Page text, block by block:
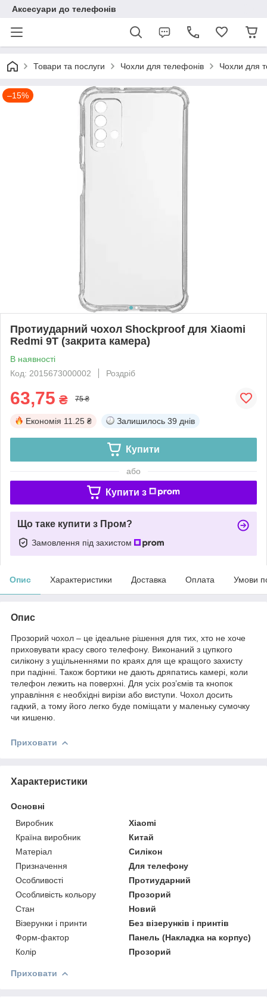
Аксесуари до телефонів
Товари та послуги Чохли для телефонів Чохли для
–15%
Протиударний чохол Shockproof для Xiaomi
Redmi 9T (закрита камера)
В наявності
Код: 2015673000002
Роздріб
63,75 ₴ 75 ₴
Економія 11.25 ₴ Залишилось 39 днів
Купити
або
Купити з
Що таке купити з Пром?
Замовлення під захистом
Опис Характеристики Доставка Оплата Умови
Опис
Прозорий чохол – це ідеальне рішення для тих, хто не хоче
приховувати красу свого телефону. Виконаний з цупкого
силікону з ущільненнями по краях для ще кращого захисту
при падінні. Також бортики не дають дряпатись камері, коли
телефон лежить на поверхні. Для усіх роз’ємів та кнопок
управління є необхідні вирізи або виступи. Чохол досить
гадкий, а тому його легко буде поміщати у маленьку сумочку
чи кишеню.
Приховати
Характеристики
Основні
Виробник
Xiaomi
Країна виробник
Китай
Матеріал
Силікон
Призначення
Для телефону
Особливості
Протиударний
Особливість кольору
Прозорий
Стан
Новий
Візерунки і принти
Без візерунків і принтів
Форм-фактор
Панель (Накладка на корпус)
Колір
Прозорий
Приховати